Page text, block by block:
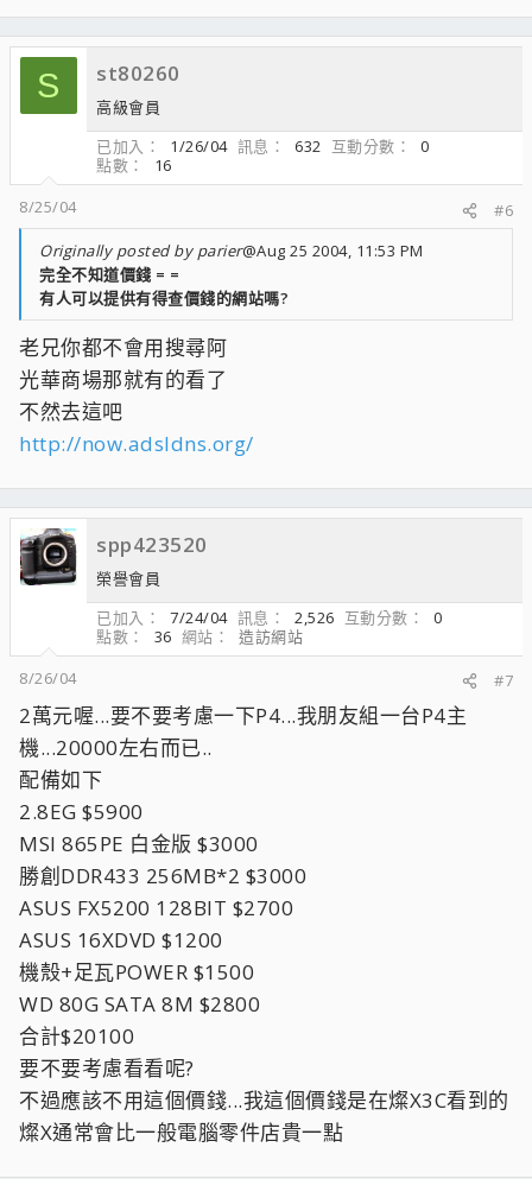
S st80260
高級會員
已加入
1/26/04 訊息 632 互動分數
0
點數
16
8/25/04
#6
Originally posted by parier@Aug 25 2004, 11:53 PM
完全不知道價錢 = =
有人可以提供有得查價錢的網站嗎?
老兄你都不會用搜尋阿
光華商場那就有的看了
不然去這吧
http://now.adsldns.org/
spp423520
榮譽會員
已加入
7/24/04 訊息 2,526 互動分數
0
點數
36 網站
造訪網站
8/26/04
#7
2萬元喔...要不要考慮一下P4...我朋友組一台P4主
機...20000左右而已..
配備如下
2.8EG $5900
MSI 865PE 白金版 $3000
勝創DDR433 256MB*2 $3000
ASUS FX5200 128BIT $2700
ASUS 16XDVD $1200
機殼+足瓦POWER $1500
WD 80G SATA 8M $2800
合計$20100
要不要考慮看看呢?
不過應該不用這個價錢...我這個價錢是在燦X3C看到的
燦X通常會比一般電腦零件店貴一點